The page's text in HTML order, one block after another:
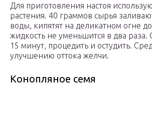
Для приготовления настоя
растения. 40 граммов сырья
воды, кипятят на деликатном огне
жидкость не уменьшится в два раза.
15 минут, процедить и остудить.
улучшению оттока желчи.
Конопляное семя